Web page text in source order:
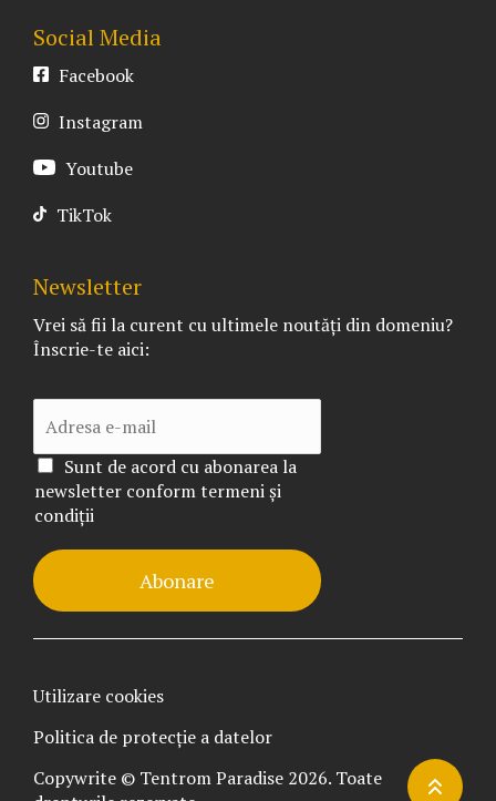
Social Media
Facebook
Instagram
Youtube
TikTok
Newsletter
Vrei să fii la curent cu ultimele noutăți din domeniu?
Înscrie-te aici:
Sunt de acord cu abonarea la
newsletter conform termeni și
condiții
Abonare
Copywrite © Tentrom Paradise 2026. Toate
Politica de protecție a datelor
Utilizare cookies